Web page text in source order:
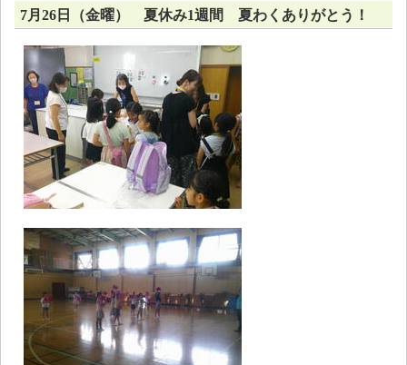
7月26日（金曜） 夏休み1週間 夏わくありがとう！